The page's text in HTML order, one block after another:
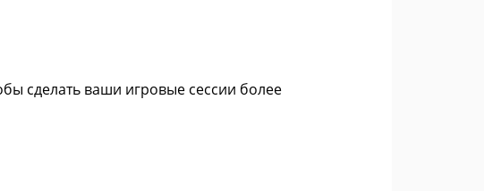
сделать ваши игровые сессии более